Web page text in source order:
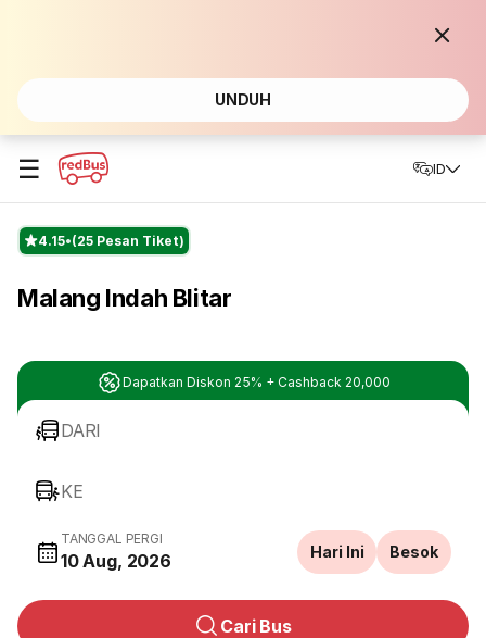
UNDUH
☰ ID
4.15 (25 Pesan Tiket)
Malang Indah Blitar
Dapatkan Diskon 25% + Cashback 20,000
DARI
KE
TANGGAL PERGI
10 Aug, 2026 Hari Ini Besok
Cari Bus